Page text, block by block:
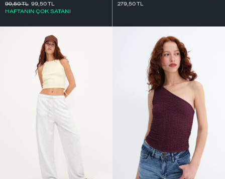
99,50TL
HAFTANIN ÇOK SATANI
99,50TL
279,50TL